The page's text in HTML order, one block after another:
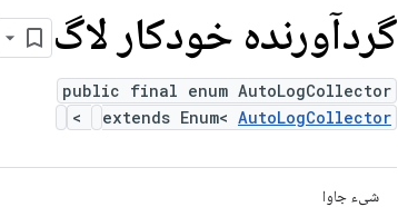
گردآورنده خودکار لاگ
public final enum AutoLogCollector
extends Enum< AutoLogCollector
>
شیء جاوا